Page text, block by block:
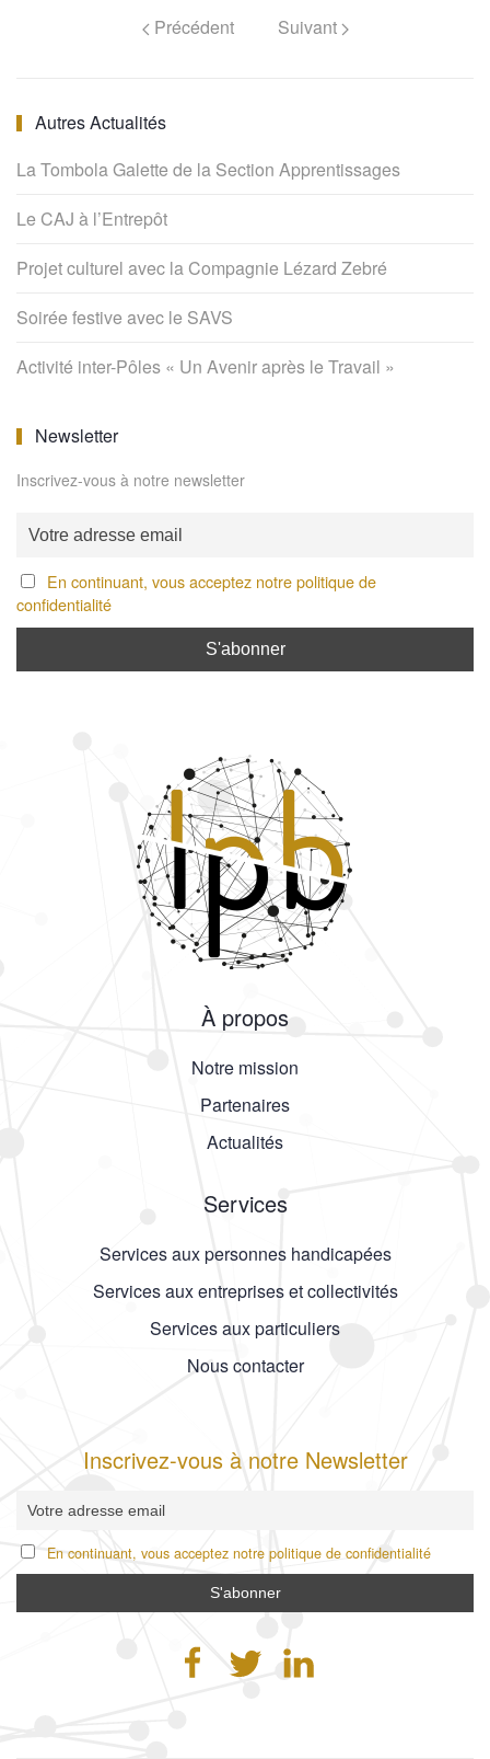
Précédent Suivant
Autres Actualités
La Tombola Galette de la Section Apprentissages
Le CAJ à l’Entrepôt
Projet culturel avec la Compagnie Lézard Zebré
Soirée festive avec le SAVS
Activité inter-Pôles « Un Avenir après le Travail »
Newsletter
Inscrivez-vous à notre newsletter
En continuant, vous acceptez notre politique de
confidentialité
À propos
Notre mission
Partenaires
Actualités
Services
Services aux personnes handicapées
Services aux entreprises et collectivités
Services aux particuliers
Nous contacter
Inscrivez-vous à notre Newsletter
En continuant, vous acceptez notre politique de confidentialité